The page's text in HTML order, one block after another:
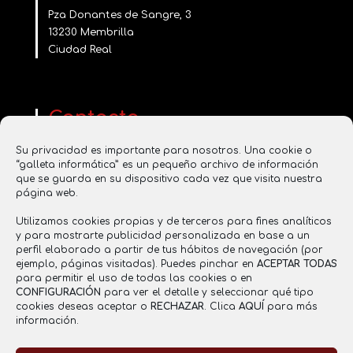
Su privacidad es importante para nosotros. Una cookie o
“galleta informática” es un pequeño archivo de información
que se guarda en su dispositivo cada vez que visita nuestra
página web.
Utilizamos cookies propias y de terceros para fines analíticos
y para mostrarte publicidad personalizada en base a un
perfil elaborado a partir de tus hábitos de navegación (por
ejemplo, páginas visitadas). Puedes pinchar en ACEPTAR TODAS
para permitir el uso de todas las cookies o en
CONFIGURACIÓN para ver el detalle y seleccionar qué tipo
cookies deseas aceptar o RECHAZAR. Clica AQUÍ para más
información.
Pza Donantes de Sangre, 3
13230 Membrilla
Ciudad Real
Contacta
www.saboresentucasa.com
saboresentucasa2016@gmail.com
637 855 356
Registro Sanitario
RGSEAA: 26.021121/CR